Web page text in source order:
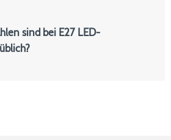
sind bei E27 LED-